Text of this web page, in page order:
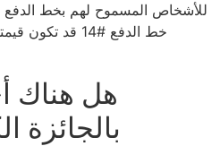
هل هناك
بالجائزة